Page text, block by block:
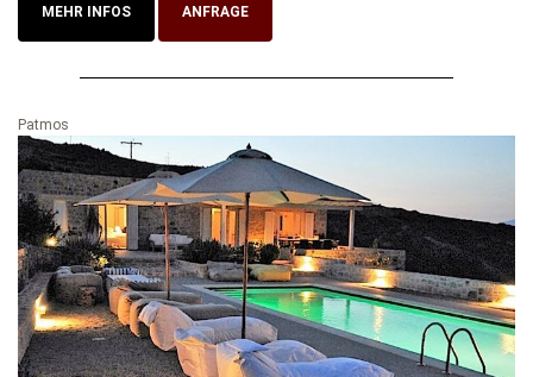
MEHR INFOS ANFRAGE
Patmos